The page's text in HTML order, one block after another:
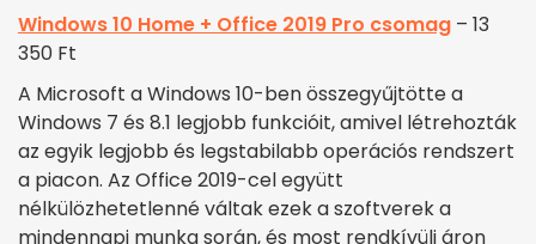
Windows 10 Home + Office 2019 Pro csomag – 13
350 Ft
A Microsoft a Windows 10-ben összegyűjtötte a
Windows 7 és 8.1 legjobb funkcióit, amivel létrehozták
az egyik legjobb és legstabilabb operációs rendszert
a piacon. Az Office 2019-cel együtt
nélkülözhetetlenné váltak ezek a szoftverek a
mindennapi munka során, és most rendkívüli áron